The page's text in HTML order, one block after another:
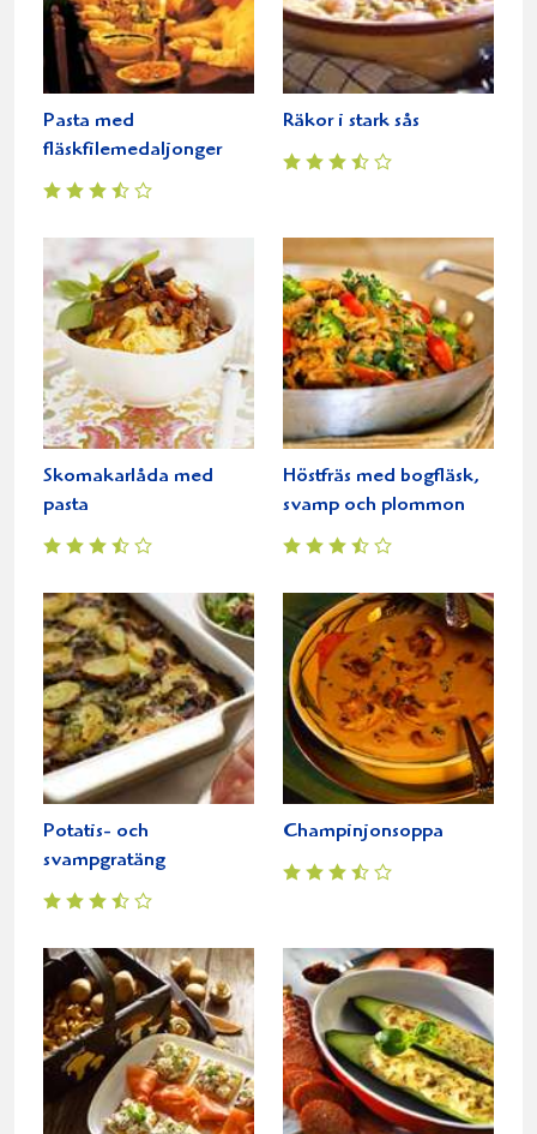
Pasta med
fläskfilemedaljonger
Räkor i stark sås
Skomakarlåda med
pasta
Höstfräs med bogfläsk,
svamp och plommon
Potatis- och
svampgratäng
Champinjonsoppa